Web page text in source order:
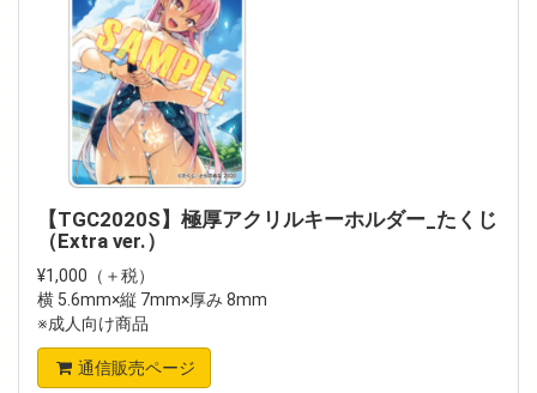
【TGC2020S】極厚アクリルキーホルダー_たくじ
（Extra ver.）
¥1,000（＋税）
横 5.6mm×縦 7mm×厚み 8mm
※成人向け商品
通信販売ページ